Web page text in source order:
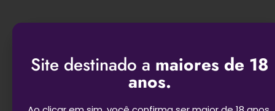
Site destinado a maiores de 18
anos.